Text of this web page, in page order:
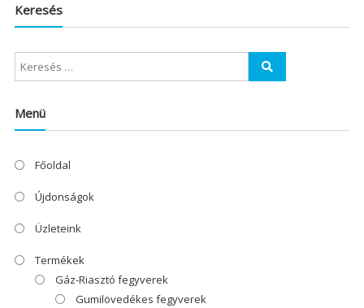
Keresés
Menü
Főoldal
Újdonságok
Üzleteink
Termékek
Gáz-Riasztó fegyverek
Gumilövedékes fegyverek